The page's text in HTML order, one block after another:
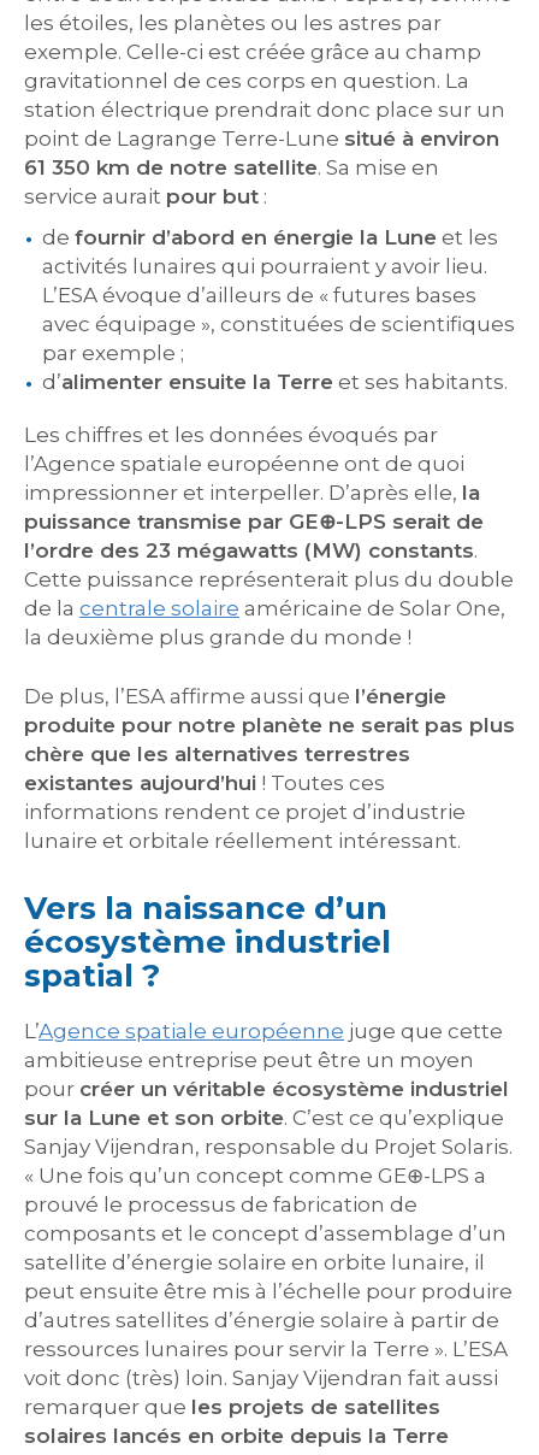
les étoiles, les planètes ou les astres par
exemple. Celle-ci est créée grâce au champ
gravitationnel de ces corps en question. La
station électrique prendrait donc place sur un
point de Lagrange Terre-Lune situé à environ
61 350 km de notre satellite. Sa mise en
service aurait pour but :
de fournir d’abord en énergie la Lune et les
activités lunaires qui pourraient y avoir lieu.
L’ESA évoque d’ailleurs de « futures bases
avec équipage », constituées de scientifiques
par exemple ;
d’alimenter ensuite la Terre et ses habitants.
Les chiffres et les données évoqués par
l’Agence spatiale européenne ont de quoi
impressionner et interpeller. D’après elle, la
puissance transmise par GE⊕-LPS serait de
l’ordre des 23 mégawatts (MW) constants.
Cette puissance représenterait plus du double
de la centrale solaire américaine de Solar One,
la deuxième plus grande du monde !
De plus, l’ESA affirme aussi que l’énergie
produite pour notre planète ne serait pas plus
chère que les alternatives terrestres
existantes aujourd’hui ! Toutes ces
informations rendent ce projet d’industrie
lunaire et orbitale réellement intéressant.
Vers la naissance d’un
écosystème industriel
spatial ?
L’Agence spatiale européenne juge que cette
ambitieuse entreprise peut être un moyen
pour créer un véritable écosystème industriel
sur la Lune et son orbite. C’est ce qu’explique
Sanjay Vijendran, responsable du Projet Solaris.
« Une fois qu’un concept comme GE⊕-LPS a
prouvé le processus de fabrication de
composants et le concept d’assemblage d’un
satellite d’énergie solaire en orbite lunaire, il
peut ensuite être mis à l’échelle pour produire
d’autres satellites d’énergie solaire à partir de
ressources lunaires pour servir la Terre ». L’ESA
voit donc (très) loin. Sanjay Vijendran fait aussi
remarquer que les projets de satellites
solaires lancés en orbite depuis la Terre